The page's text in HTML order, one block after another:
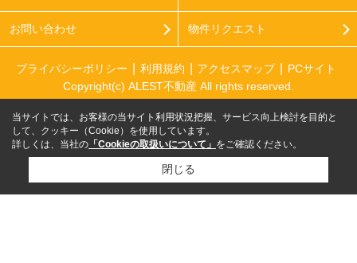
お問い合わせ 物件リクエスト
プライバシーポリシー 利用規約 アクセスマップ
PCサイト
Copyright(c) ALEST不動産 All rights reserved.
当サイトでは、お客様の当サイト利用状況把握、サービス向上検討を目的と
して、クッキー（Cookie）を使用しています。
詳しくは、当社の 「Cookieの取扱いについて」 をご確認ください。
閉じる